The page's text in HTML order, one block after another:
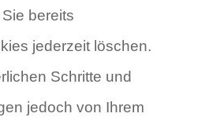
bereits
jederzeit löschen.
Schritte und
jedoch von Ihrem